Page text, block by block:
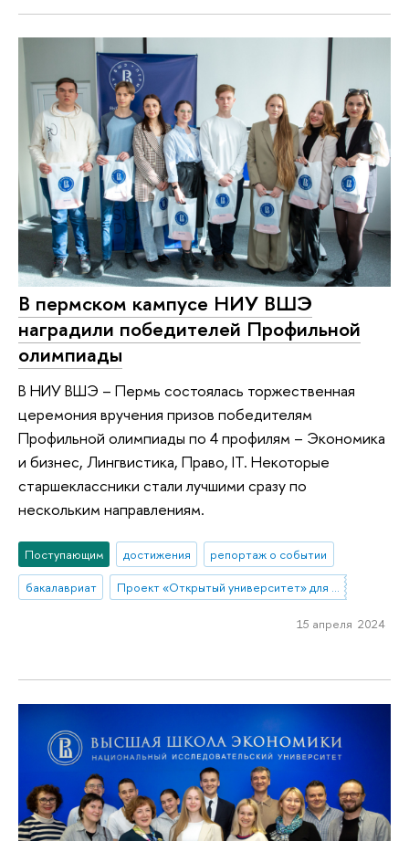
В пермском кампусе НИУ ВШЭ
наградили победителей Профильной
олимпиады
В НИУ ВШЭ – Пермь состоялась торжественная
церемония вручения призов победителям
Профильной олимпиады по 4 профилям – Экономика
и бизнес, Лингвистика, Право, IT. Некоторые
старшеклассники стали лучшими сразу по
нескольким направлениям.
Поступающим достижения
репортаж о событии
бакалавриат
Проект «Открытый университет» для старшеклассников
15 апреля 2024